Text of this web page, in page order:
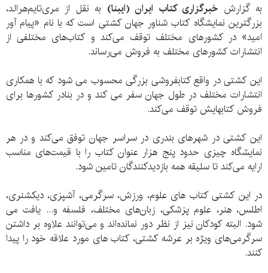
به گزارش خبرگزاری کتاب ایران (ایبنا) به نقل از مری‌تایم‌هرالد،
بزرگترین نمایشگاه کتاب شناور جهان کشتی است که با نام «پیام آور
امید» در کشورهای مختلف توقف می‌کند و کتاب‌های مختلفی از
انتشارات کشورهای مختلف به فروش می‌رساند.
این کشتی در واقع کتابفروشی بزرگی محسوب می شود که با همکاری
انتشارات مختلف در طول جهان سفر می کند و در بنادر کشورها برای
فروش کتابهایش توقف می‌کند.
این کشتی‌ در شهرهای بندری در سراسر جهان توفق می‌کند و در هر
نمایشگاه‌ چیزی حدود پنج هزار عنوان کتاب را با قیمت‌های مناسب
ارایه می‌کند تا سلیقه همه بازدیدکنندگان تامین شود.
در این کشتی کتاب های علوم، ورزش، سرگرمی، آشپزی، دیکشنری،
اطلس، هنر، علوم پزشکی، زبان‌های مختلف، فلسفه و... یافت می
شود. البته کودکان نیز از نظر دور نمانده‌اند و می‌توانند علاوه بر داشتن
سرگرمی‌های ویژه بر عرشه کشتی، کتاب های مورد علاقه خود را پیدا
کنند.